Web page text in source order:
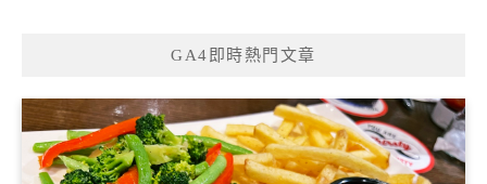
GA4即時熱門文章